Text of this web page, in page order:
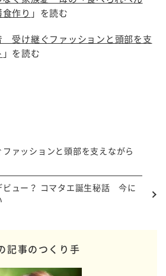
作り 」を読む
受け継ぐファッションと頭部を支
」を読む
ァッションと頭部を支えながら
ビュー？ コマタエ誕生秘話 今に
記事のつくり手